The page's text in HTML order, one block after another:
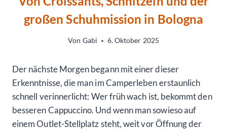
großen Schuhmission in Bologna
Von Gabi 6. Oktober 2025
Der nächste Morgen begann mit einer dieser
Erkenntnisse, die man im Camperleben erstaunlich
schnell verinnerlicht: Wer früh wach ist, bekommt den
besseren Cappuccino. Und wenn man sowieso auf
einem Outlet-Stellplatz steht, weit vor Öffnung der